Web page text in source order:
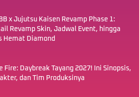
x Jujutsu Kaisen Revamp Phase 1:
Revamp Skin, Jadwal Event, hingga
Hemat Diamond
Fire: Daybreak Tayang 2027! Ini Sinopsis,
dan Tim Produksinya